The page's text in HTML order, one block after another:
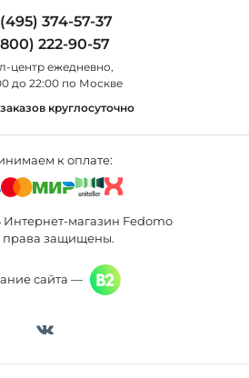
374-57-37
222-90-57
центр eжедневно,
до 22:00 по Москве
круглосуточно
к оплате:
Интернет-магазин Fedomo
права защищены.
сайта —